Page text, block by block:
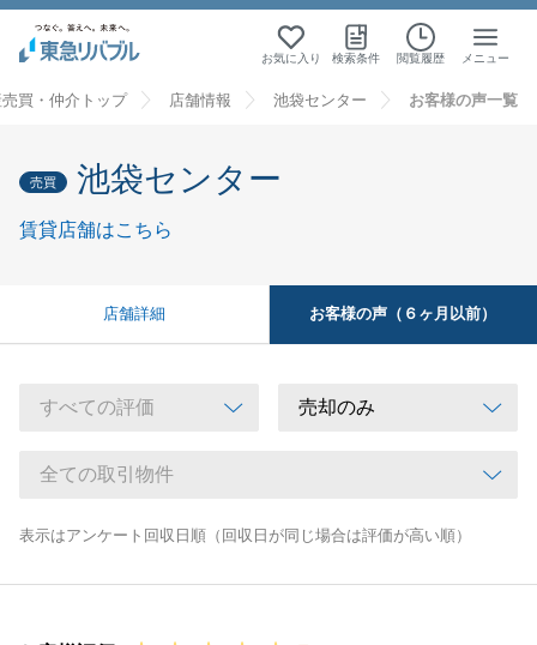
お気に入り 検索条件 閲覧履歴 メニュー
買・仲介トップ 店舗情報 池袋センター お客様の声一覧
売買 池袋センター
賃貸店舗はこちら
店舗詳細 お客様の声（６ヶ月以前）
表示はアンケート回収日順（回収日が同じ場合は評価が高い順）